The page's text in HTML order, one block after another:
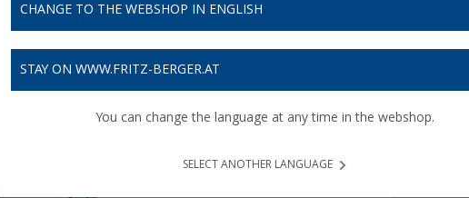
Bis zu
CHANGE TO THE WEBSHOP IN ENGLISH
STAY ON WWW.FRITZ-BERGER.AT
You can change the language at any time in the webshop.
SELECT ANOTHER LANGUAGE